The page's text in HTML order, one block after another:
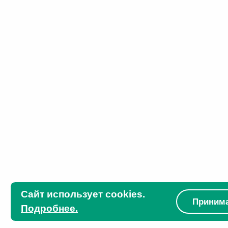
Сайт использует cookies.
Подробнее.